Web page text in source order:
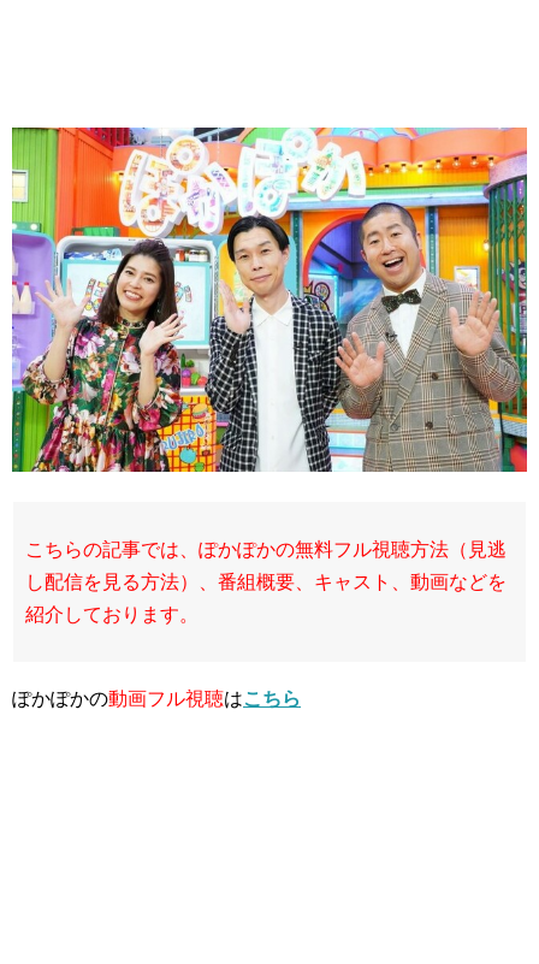
こちらの記事では、ぽかぽかの無料フル視聴方法（見逃
し配信を見る方法）、番組概要、キャスト、動画などを
紹介しております。
ぽかぽかの動画フル視聴はこちら